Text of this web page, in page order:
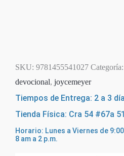
SKU: 9781455541027 Categoría:
devocional, joycemeyer
Tiempos de Entrega: 2 a 3
Tienda Física: Cra 54 #67a
Horario: Lunes a Viernes de
8 am a 2 p.m.